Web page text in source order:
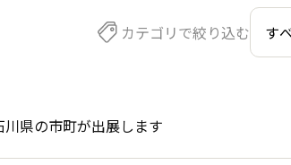
カテゴリで絞り込む
県の市町が出展します